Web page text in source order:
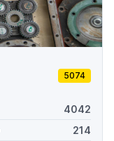
5074
4042
214